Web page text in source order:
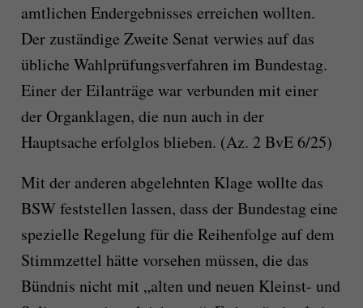
amtlichen Endergebnisses erreichen wollten.
Der zuständige Zweite Senat verwies auf das
übliche Wahlprüfungsverfahren im Bundestag.
Einer der Eilanträge war verbunden mit einer
der Organklagen, die nun auch in der
Hauptsache erfolglos blieben. (Az. 2 BvE 6/25)
Mit der anderen abgelehnten Klage wollte das
BSW feststellen lassen, dass der Bundestag eine
spezielle Regelung für die Reihenfolge auf dem
Stimmzettel hätte vorsehen müssen, die das
Bündnis nicht mit „alten und neuen Kleinst- und